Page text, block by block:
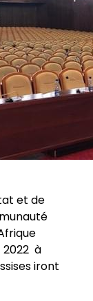
et de
2022 à
iront